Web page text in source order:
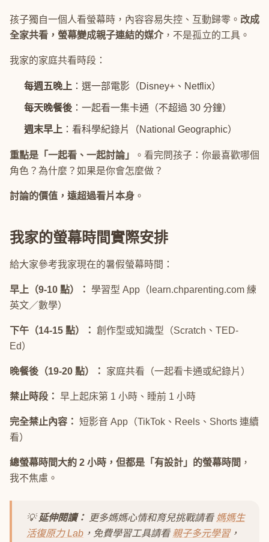
孩子獨自一個人看螢幕時，內容容易失控、互動歸零。 改成
全家共看，螢幕變成親子連結的媒介，不是孤立的工具。
我家的家庭共看時段：
每週五晚上 ：選一部電影（Disney+、Netflix）
每天晚餐後 ：一起看一集卡通（不超過 30 分鐘）
週末早上 ：看科學紀錄片（National Geographic）
重點是「一起看、一起討論」
。看完問孩子：你最喜歡哪個
角色？為什麼？如果是你會怎麼做？
討論的價值，遠超過看片本身 。
我家的螢幕時間實際安排
給大家參考我家現在的暑假螢幕時間：
早上（9-10 點）： 學習型 App（learn.chparenting.com 練
英文／數學）
下午（14-15 點）： 創作型或知識型（Scratch、TED-
Ed）
晚餐後（19-20 點）： 家庭共看（一起看卡通或紀錄片）
禁止時段： 早上起床第 1 小時、睡前 1 小時
完全禁止內容： 短影音 App（TikTok、Reels、Shorts 連續
看）
總螢幕時間大約 2 小時，但都是「有設計」的螢幕時間 ，
我不焦慮。
💡 延伸閱讀： 更多媽媽心情和育兒挑戰請看 媽媽生
活復原力 Lab ，免費學習工具請看 親子多元學習，